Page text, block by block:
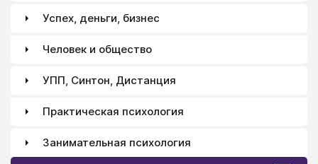
Успех, деньги, бизнес
Человек и общество
УПП, Синтон, Дистанция
Практическая психология
Занимательная психология